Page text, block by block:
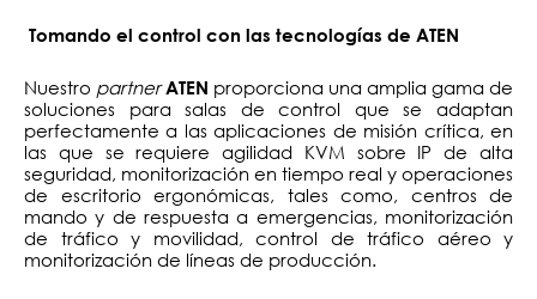
Tomando el control con las tecnologías de ATEN
Nuestro partner ATEN proporciona una amplia gama de
soluciones para salas de control que se adaptan
perfectamente a las aplicaciones de misión crítica, en
las que se requiere agilidad KVM sobre IP de alta
seguridad, monitorización en tiempo real y operaciones
de escritorio ergonómicas, tales como, centros de
mando y de respuesta a emergencias, monitorización
de tráfico y movilidad, control de tráfico aéreo y
monitorización de líneas de producción.